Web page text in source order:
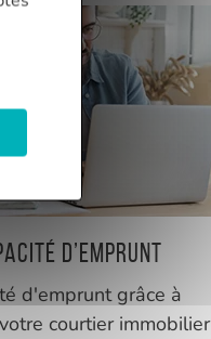
d’emprunt
d'emprunt grâce à
courtier immobilier